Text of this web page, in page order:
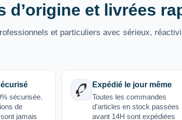
d’origine et livrées
et particuliers avec sérieux,
sécurisée.
de
jamais
Expédié le jour même
Toutes les commandes
d'articles en stock passées
avant 14H sont expédiées